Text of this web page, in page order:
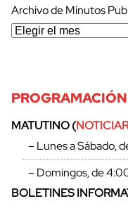
Archivo de Minutos
MATUTINO (
– Lunes a Sábado,
– Domingos, de
BOLETINES